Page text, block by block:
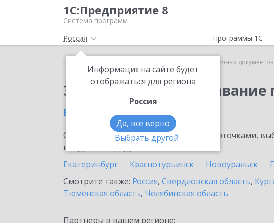
1С:Предприятие 8
Система программ
Россия
Информация на сайте будет
отображаться для региона
Россия
Да, все верно
Выбрать другой
Программы 1С
Главная 1С:Распознавание первичных документов
Заказать
в Нижней Салде
Ознакомьтесь с информационными карточками,
внедрение продукта.
Екатеринбург
Краснотурьинск Новоуральск
Смотрите также: Россия, Свердловская область,
Тюменская область, Челябинская область
Партнеры в вашем регионе: